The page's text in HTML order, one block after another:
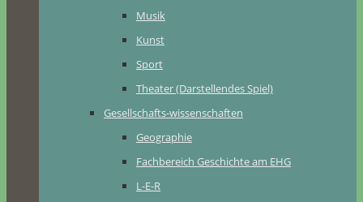
Musik
Kunst
Sport
Theater (Darstellendes Spiel)
Gesellschafts-wissenschaften
Geographie
Fachbereich Geschichte am EHG
L-E-R